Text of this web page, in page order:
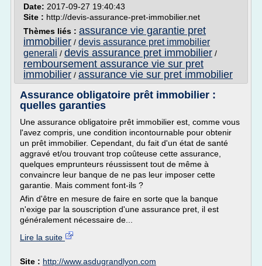
Date: 2017-09-27 19:40:43
Site : http://devis-assurance-pret-immobilier.net
Thèmes liés : assurance vie garantie pret
immobilier / devis assurance pret immobilier
generali / devis assurance pret immobilier /
remboursement assurance vie sur pret
immobilier / assurance vie sur pret immobilier
Assurance obligatoire prêt immobilier :
quelles garanties
Une assurance obligatoire prêt immobilier est, comme vous
l'avez compris, une condition incontournable pour obtenir
un prêt immobilier. Cependant, du fait d'un état de santé
aggravé et/ou trouvant trop coûteuse cette assurance,
quelques emprunteurs réussissent tout de même à
convaincre leur banque de ne pas leur imposer cette
garantie. Mais comment font-ils ?
Afin d'être en mesure de faire en sorte que la banque
n'exige par la souscription d'une assurance pret, il est
généralement nécessaire de...
Lire la suite
Site : http://www.asdugrandlyon.com